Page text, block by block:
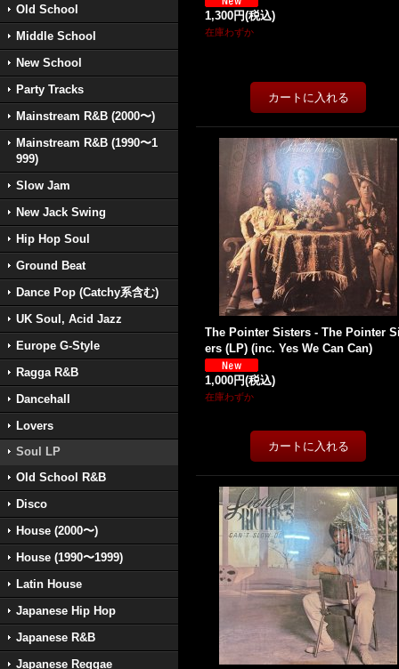
Old School
Middle School
New School
Party Tracks
Mainstream R&B (2000〜)
Mainstream R&B (1990〜1
999)
Slow Jam
New Jack Swing
Hip Hop Soul
Ground Beat
Dance Pop (Catchy系含む)
UK Soul, Acid Jazz
Europe G-Style
Ragga R&B
Dancehall
Lovers
Soul LP
Old School R&B
Disco
House (2000〜)
House (1990〜1999)
Latin House
Japanese Hip Hop
Japanese R&B
Japanese Reggae
1,300円(税込)
在庫わずか
The Pointer Sisters - The Pointer
ers (LP) (inc. Yes We Can Can)
1,000円(税込)
在庫わずか